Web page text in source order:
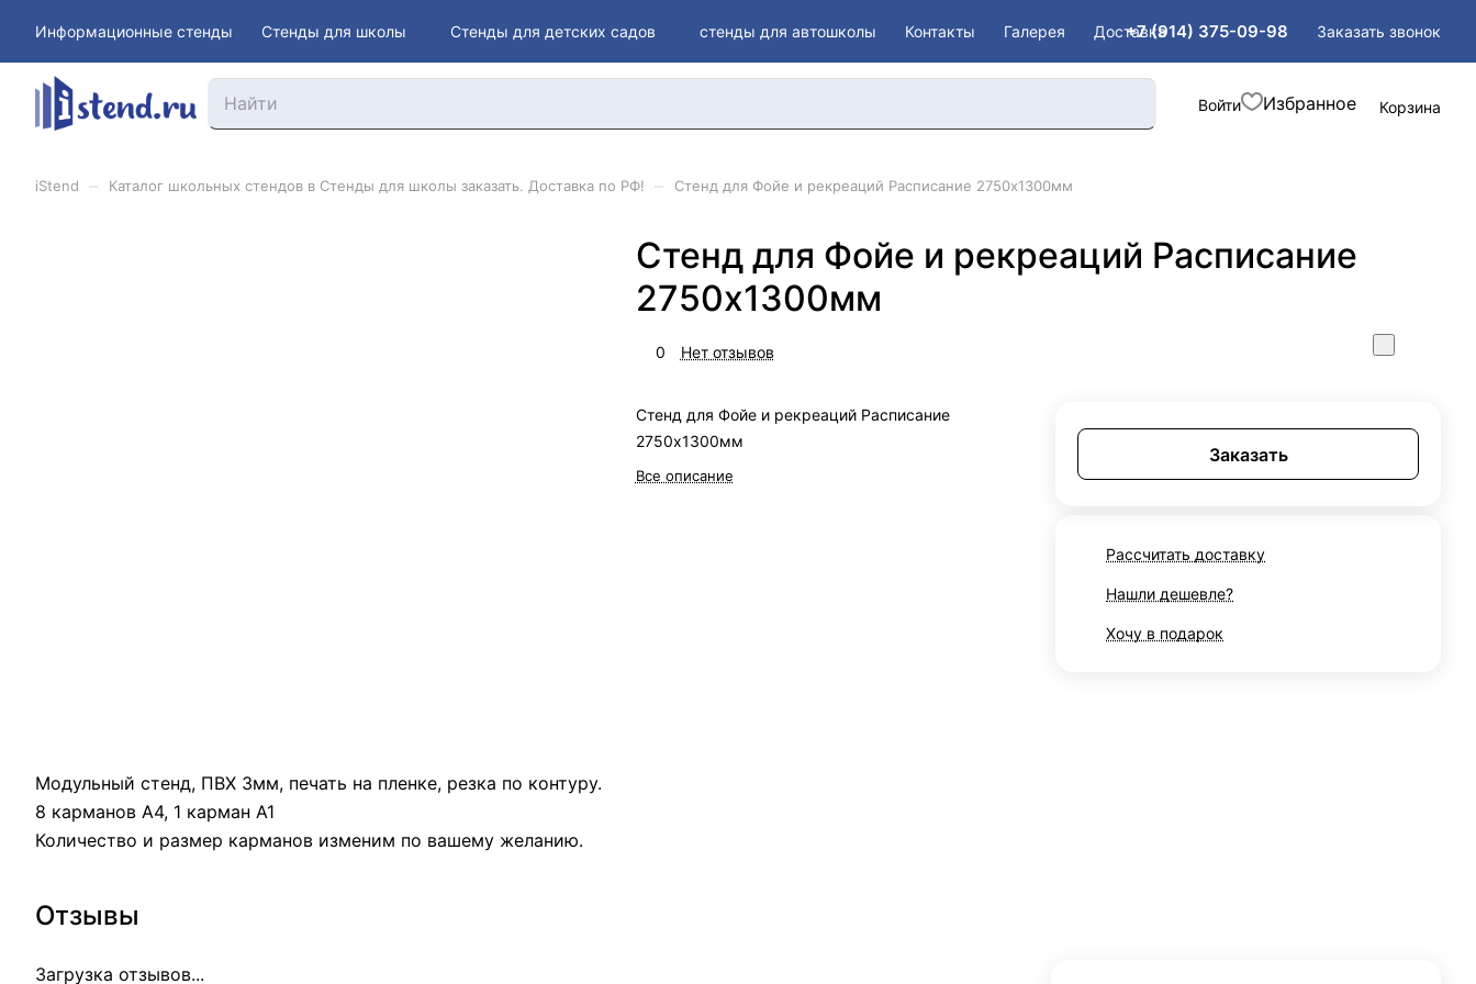
Информационные стенды Стенды для школы Стенды для детских садов стенды для автошколы Контакты Галерея Доставка
+7 (914) 375-09-98 Заказать звонок
Войти Корзина
iStend Каталог школьных стендов в Стенды для школы заказать. Доставка по РФ! Стенд для Фойе и рекреаций Расписание 2750х1300мм
Стенд для Фойе и рекреаций Расписание
2750х1300мм
0 Нет отзывов
Стенд для Фойе и рекреаций Расписание
2750х1300мм
Все описание
Заказать
Рассчитать доставку
Нашли дешевле?
Хочу в подарок
Модульный стенд, ПВХ 3мм, печать на пленке, резка по контуру.
8 карманов А4, 1 карман А1
Количество и размер карманов изменим по вашему желанию.
Отзывы
Загрузка отзывов...